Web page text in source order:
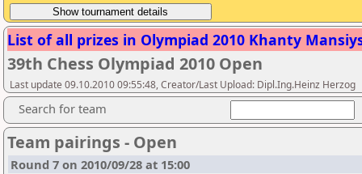
List of all prizes in Olympiad 2010 Khanty
39th Chess Olympiad 2010 Open
Last update 09.10.2010 09:55:48, Creator/Last Upload: Dipl.Ing.Heinz Herzog
Search for team
Team pairings - Open
Round 7 on 2010/09/28 at 15:00